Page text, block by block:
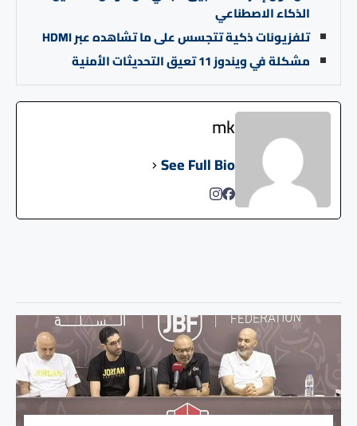
الذكاء الاصطناعي
تلفزيونات ذكية تتجسس على ما تشاهده عبر HDMI
مشكلة في ويندوز 11 تعيق التحديثات الأمنية
mk
See Full Bio